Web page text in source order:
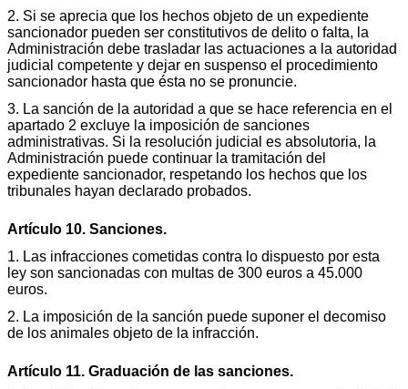
2. Si se aprecia que los hechos objeto de un expediente
sancionador pueden ser constitutivos de delito o falta, la
Administración debe trasladar las actuaciones a la autoridad
judicial competente y dejar en suspenso el procedimiento
sancionador hasta que ésta no se pronuncie.
3. La sanción de la autoridad a que se hace referencia en el
apartado 2 excluye la imposición de sanciones
administrativas. Si la resolución judicial es absolutoria, la
Administración puede continuar la tramitación del
expediente sancionador, respetando los hechos que los
tribunales hayan declarado probados.
Artículo 10. Sanciones.
1. Las infracciones cometidas contra lo dispuesto por esta
ley son sancionadas con multas de 300 euros a 45.000
euros.
2. La imposición de la sanción puede suponer el decomiso
de los animales objeto de la infracción.
Artículo 11. Graduación de las sanciones.